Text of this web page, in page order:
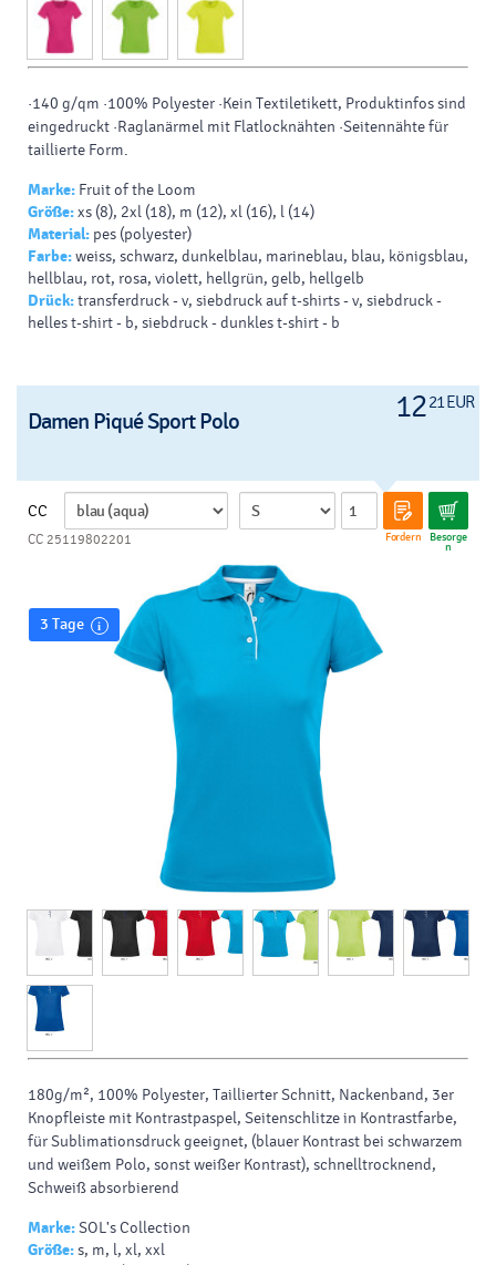
·140 g/qm ·100% Polyester ·Kein Textiletikett, Produktinfos sind
eingedruckt ·Raglanärmel mit Flatlocknähten ·Seitennähte für
taillierte Form.
Marke: Fruit of the Loom
Größe:xs (8), 2xl (18), m (12), xl (16), l (14)
Material: pes (polyester)
Farbe:weiss, schwarz, dunkelblau, marineblau, blau, königsblau,
hellblau, rot, rosa, violett, hellgrün, gelb, hellgelb
Drück:transferdruck - v, siebdruck auf t-shirts - v, siebdruck -
helles t-shirt - b, siebdruck - dunkles t-shirt - b
1221 EUR
Damen Piqué Sport Polo
CC
Fordern Besorge
n
CC 25119802201
3 Tage
180g/m², 100% Polyester, Taillierter Schnitt, Nackenband, 3er
Knopfleiste mit Kontrastpaspel, Seitenschlitze in Kontrastfarbe,
für Sublimationsdruck geeignet, (blauer Kontrast bei schwarzem
und weißem Polo, sonst weißer Kontrast), schnelltrocknend,
Schweiß absorbierend
Marke:SOL's Collection
Größe:s, m, l, xl, xxl